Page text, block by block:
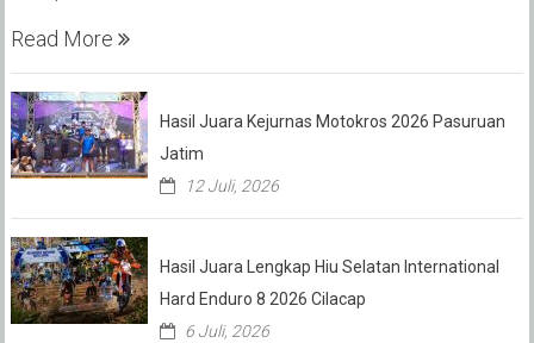
Read More
Hasil Juara Kejurnas Motokros 2026 Pasuruan
Jatim
12 Juli, 2026
Hasil Juara Lengkap Hiu Selatan International
Hard Enduro 8 2026 Cilacap
6 Juli, 2026